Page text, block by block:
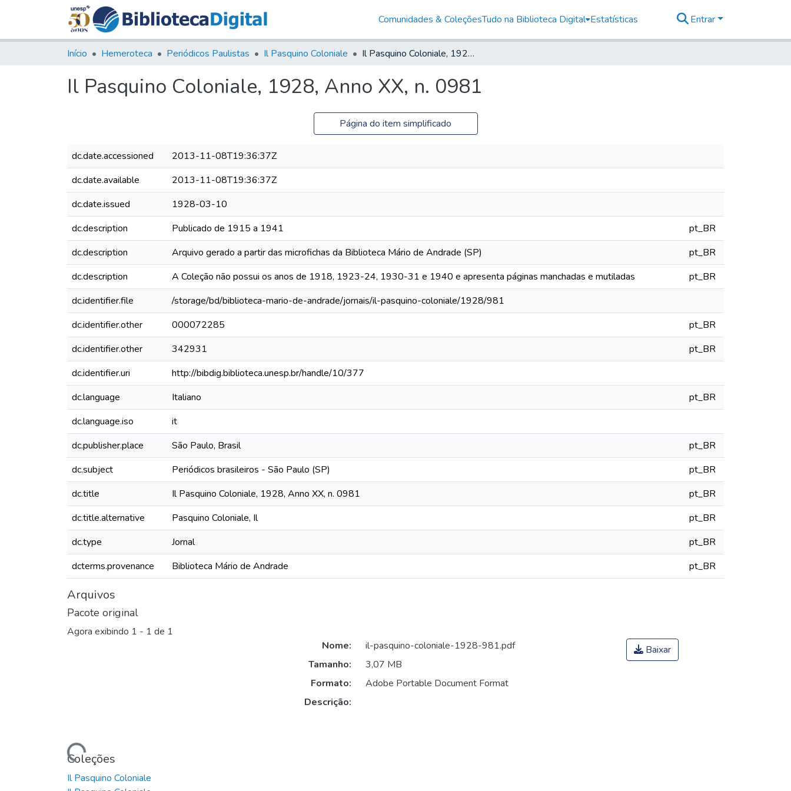
Comunidades & ColeçõesTudo na Biblioteca Digital Estatísticas Entrar
Início Hemeroteca Periódicos Paulistas Il Pasquino Coloniale Il Pasquino Coloniale, 1928, Anno XX, n. 0981
Il Pasquino Coloniale, 1928, Anno XX, n. 0981
Página do item simplificado
dc.date.accessioned
2013-11-08T19:36:37Z
dc.date.available
2013-11-08T19:36:37Z
dc.date.issued
1928-03-10
dc.description
Publicado de 1915 a 1941
pt_BR
dc.description
Arquivo gerado a partir das microfichas da Biblioteca Mário de Andrade (SP)
pt_BR
dc.description
A Coleção não possui os anos de 1918, 1923-24, 1930-31 e 1940 e apresenta páginas manchadas e mutiladas
pt_BR
dc.identifier.file
/storage/bd/biblioteca-mario-de-andrade/jornais/il-pasquino-coloniale/1928/981
dc.identifier.other
000072285
pt_BR
dc.identifier.other
342931
pt_BR
dc.identifier.uri
http://bibdig.biblioteca.unesp.br/handle/10/377
dc.language
Italiano
pt_BR
dc.language.iso
it
dc.publisher.place
São Paulo, Brasil
pt_BR
dc.subject
Periódicos brasileiros - São Paulo (SP)
pt_BR
dc.title
Il Pasquino Coloniale, 1928, Anno XX, n. 0981
pt_BR
dc.title.alternative
Pasquino Coloniale, Il
pt_BR
dc.type
Jornal
pt_BR
dcterms.provenance
Biblioteca Mário de Andrade pt_BR
Arquivos
Pacote original
Agora exibindo 1 - 1 de 1
Carregando...
Nome:
il-pasquino-coloniale-1928-981.pdf
Tamanho:
3,07 MB
Formato:
Adobe Portable Document Format
Descrição:
Baixar
Coleções
Il Pasquino Coloniale